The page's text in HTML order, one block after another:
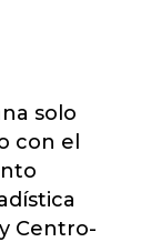
solo
con el
Centro-